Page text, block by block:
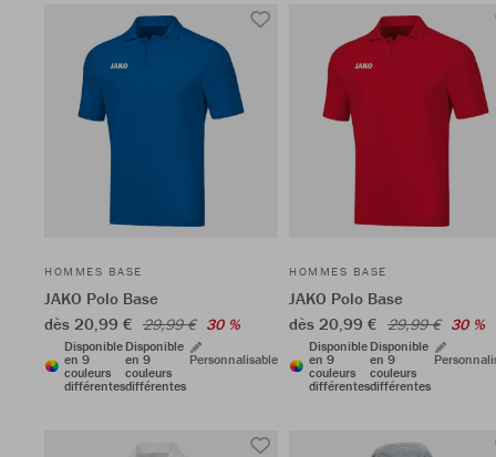
HOMMES BASE
JAKO Polo Base
dès 20,99 € 29,99 € 30 %
Disponible
en 9
couleurs
différentes
Disponible
en 9
couleurs
différentes
Personnalisable
HOMMES BASE
JAKO Polo Base
dès 20,99 € 29,99 € 30 %
Disponible
en 9
couleurs
différentes
Disponible
en 9
couleurs
différentes